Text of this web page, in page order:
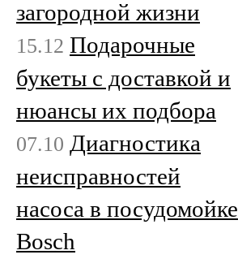
загородной жизни
15.12 Подарочные
букеты с доставкой и
нюансы их подбора
07.10 Диагностика
неисправностей
насоса в посудомойке
Bosch